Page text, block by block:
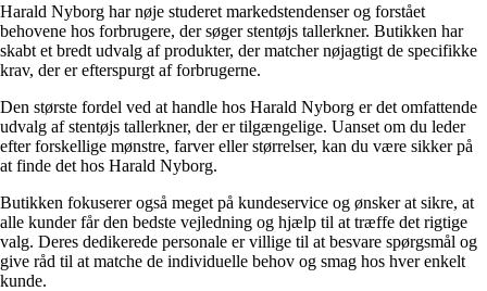
Harald Nyborg har nøje studeret markedstendenser og forstået
behovene hos forbrugere, der søger stentøjs tallerkner. Butikken har
skabt et bredt udvalg af produkter, der matcher nøjagtigt de specifikke
krav, der er efterspurgt af forbrugerne.
Den største fordel ved at handle hos Harald Nyborg er det omfattende
udvalg af stentøjs tallerkner, der er tilgængelige. Uanset om du leder
efter forskellige mønstre, farver eller størrelser, kan du være sikker på
at finde det hos Harald Nyborg.
Butikken fokuserer også meget på kundeservice og ønsker at sikre, at
alle kunder får den bedste vejledning og hjælp til at træffe det rigtige
valg. Deres dedikerede personale er villige til at besvare spørgsmål og
give råd til at matche de individuelle behov og smag hos hver enkelt
kunde.